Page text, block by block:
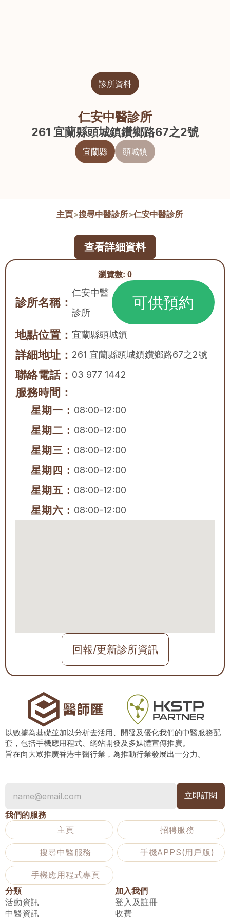
診所資料
仁安中醫診所
261 宜蘭縣頭城鎮鑽鄉路67之2號
宜蘭縣 頭城鎮
主頁>搜尋中醫診所>仁安中醫診所
瀏覽數: 0
診所名稱：
仁安中醫
診所
可供預約
地點位置： 宜蘭縣頭城鎮
詳細地址： 261 宜蘭縣頭城鎮鑽鄉路67之2號
聯絡電話： 03 977 1442
服務時間：
星期一： 08:00-12:00
星期二： 08:00-12:00
星期三： 08:00-12:00
星期四： 08:00-12:00
星期五： 08:00-12:00
星期六： 08:00-12:00
回報/更新診所資訊
查看詳細資料
以數據為基礎並加以分析去活用、開發及優化我們的中醫服務配
套，包括手機應用程式、網站開發及多媒體宣傳推廣。
旨在向大眾推廣香港中醫行業，為推動行業發展出一分力。
我們的服務
主頁
招聘服務
搜尋中醫服務 手機APPS(用戶版)
手機應用程式專頁
分類
活動資訊
中醫資訊
加入我們
登入及註冊
收費